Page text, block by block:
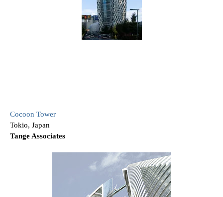
Cocoon Tower
Tokio, Japan
Tange Associates